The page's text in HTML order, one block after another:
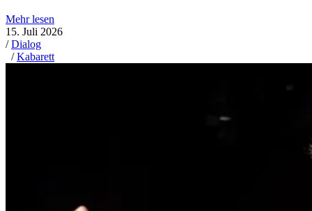
Mehr lesen
15. Juli 2026
/Dialog
/Kabarett